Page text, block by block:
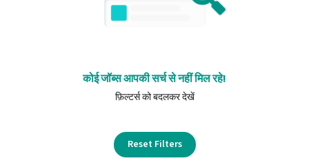
कोई जॉब्स आपकी सर्च से नहीं मिल रहे!
फ़िल्टर्स को बदलकर देखें
Reset Filters